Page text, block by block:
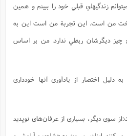
زندگيهاي قبلي خود را ببينم و همين
من است. اين تجربة من است اين به
چيز ديگرشان ربطي ندارد. من بر اساس
اختصار از یادآوری آنها خودداری
سوی دیگر، بسیاری از عرفان‌های نوپدید